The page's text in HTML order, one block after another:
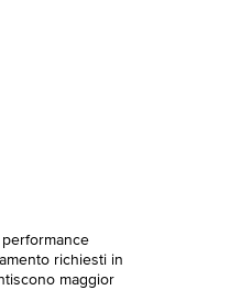
richiesti in
maggior